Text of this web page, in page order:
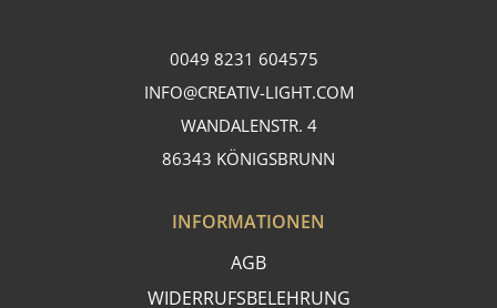
0049 8231 604575
INFO@CREATIV-LIGHT.COM
WANDALENSTR. 4
86343 KÖNIGSBRUNN
INFORMATIONEN
AGB
WIDERRUFSBELEHRUNG